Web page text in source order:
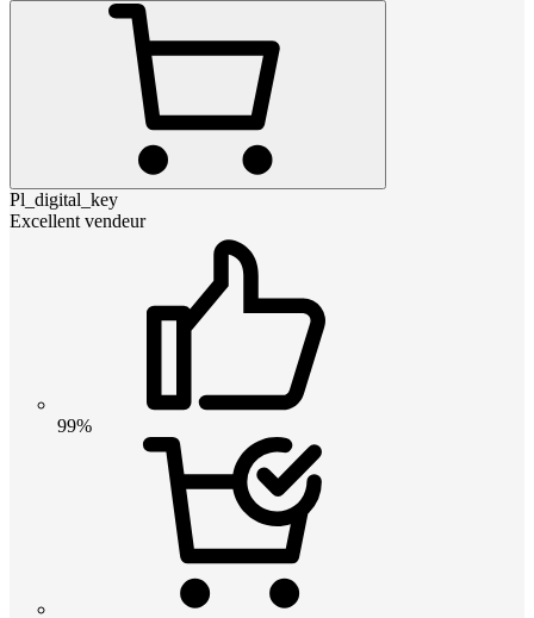
Pl_digital_key
Excellent vendeur
99%